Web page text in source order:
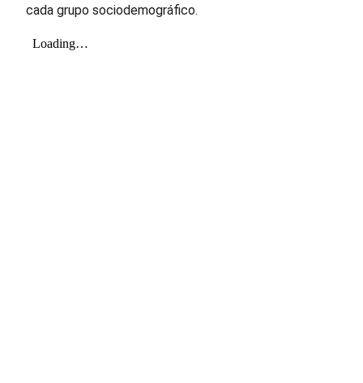
cada grupo sociodemográfico.